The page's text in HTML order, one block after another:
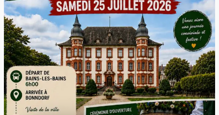
r
c
h
e
r